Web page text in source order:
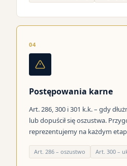
04
Postępowania karne
Art. 286, 300 i 301 k.k. – gdy
lub dopuścił się oszustwa.
reprezentujemy na każdym
Art. 286 – oszustwo Art. 300 –